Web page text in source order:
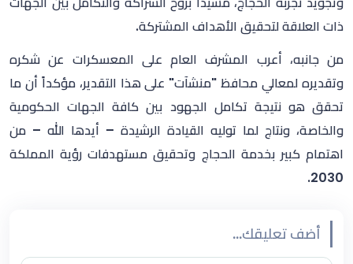
ذات العلاقة لتحقيق الأهداف المشتركة.
من جانبه، أعرب المشرف العام على المعسكرات عن شكره
وتقديره لمعالي محافظ "منشآت" على هذا التقدير، مؤكداً أن ما
تحقق هو نتيجة تكامل الجهود بين كافة الجهات الحكومية
والخاصة، ونتاج لما توليه القيادة الرشيدة – أيدها الله – من
اهتمام كبير بخدمة الحجاج وتحقيق مستهدفات رؤية المملكة
2030.
أضف تعليقك...